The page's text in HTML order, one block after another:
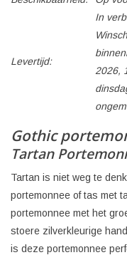
Levertijd:
In
2026,
Gothic
Tartan
Tartan is niet weg te
portemonnee of tas met
portemonnee met het
stoere zilverkleurige
is deze portemonnee